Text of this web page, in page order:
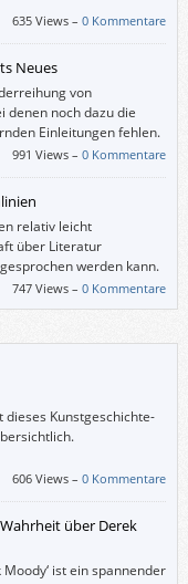
635 Views –0 Kommentare
Neues
von
denen noch dazu die
Einleitungen fehlen.
991 Views –0 Kommentare
relativ leicht
über Literatur
werden kann.
747 Views –0 Kommentare
dieses Kunstgeschichte-
606 Views –0 Kommentare
über Derek
ist ein spannender